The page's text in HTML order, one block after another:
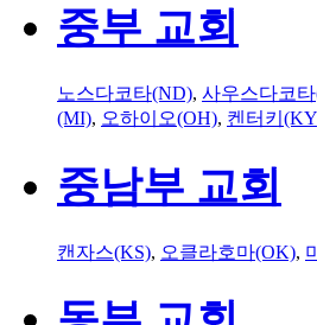
중부 교회
노스다코타(ND), 사우스다코
(MI), 오하이오(OH), 켄터키
중남부 교회
캔자스(KS), 오클라호마(OK),